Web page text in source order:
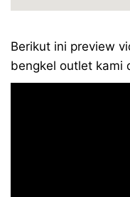
Berikut ini preview
bengkel outlet kami